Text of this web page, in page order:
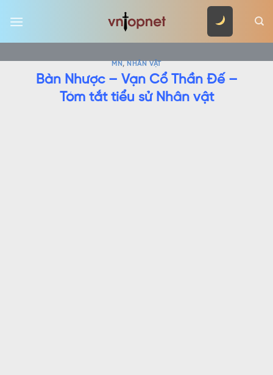
MN , NHÂN VẬT
Bàn Nhược – Vạn Cổ Thần Đế –
Tóm tắt tiểu sử Nhân vật